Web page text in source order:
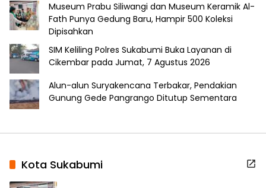
Museum Prabu Siliwangi dan Museum Keramik Al-
Fath Punya Gedung Baru, Hampir 500 Koleksi
Dipisahkan
SIM Keliling Polres Sukabumi Buka Layanan di
Cikembar pada Jumat, 7 Agustus 2026
Alun-alun Suryakencana Terbakar, Pendakian
Gunung Gede Pangrango Ditutup Sementara
Kota Sukabumi